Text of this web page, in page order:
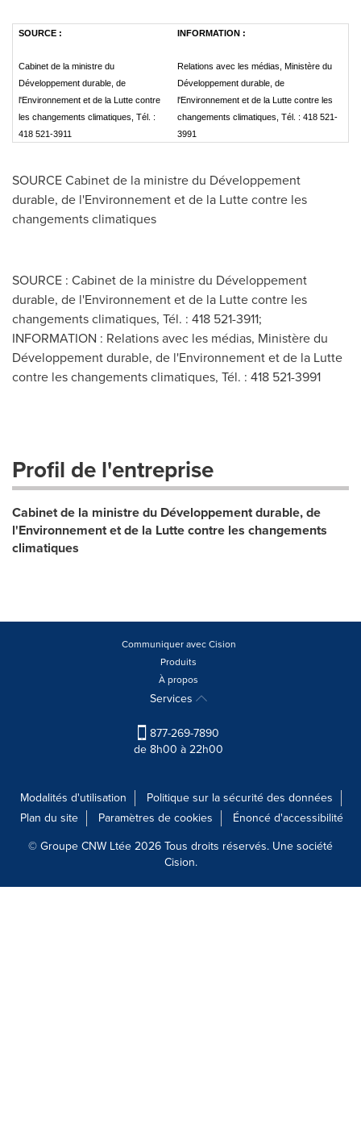
SOURCE : INFORMATION :
Cabinet de la ministre du
Développement durable, de
l'Environnement et de la Lutte contre
les changements climatiques, Tél. :
418 521-3911
Relations avec les médias, Ministère du
Développement durable, de
l'Environnement et de la Lutte contre les
changements climatiques, Tél. : 418 521-
3991
SOURCE Cabinet de la ministre du Développement
durable, de l'Environnement et de la Lutte contre les
changements climatiques
SOURCE : Cabinet de la ministre du Développement
durable, de l'Environnement et de la Lutte contre les
changements climatiques, Tél. : 418 521-3911;
INFORMATION : Relations avec les médias, Ministère du
Développement durable, de l'Environnement et de la Lutte
contre les changements climatiques, Tél. : 418 521-3991
Profil de l'entreprise
Cabinet de la ministre du Développement durable, de
l'Environnement et de la Lutte contre les changements
climatiques
Communiquer avec Cision
Produits
À propos
Services
877-269-7890
de 8h00 à 22h00
Modalités d'utilisation
Politique sur la sécurité des données
Plan du site
Paramètres de cookies
Énoncé d'accessibilité
© Groupe CNW Ltée 2026 Tous droits réservés. Une société
Cision.